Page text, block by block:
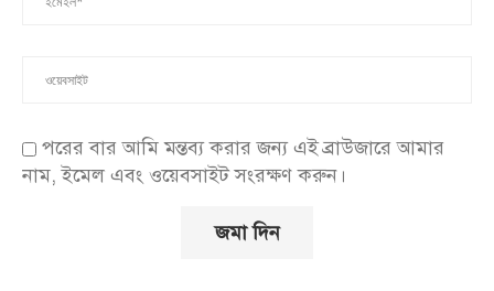
পরের বার আমি মন্তব্য করার জন্য এই ব্রাউজারে আমার
নাম, ইমেল এবং ওয়েবসাইট সংরক্ষণ করুন।